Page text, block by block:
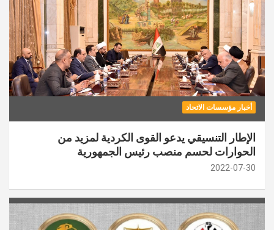
أخبار مؤسسات الاتحاد
الإطار التنسيقي يدعو القوى الكردية لمزيد من
الحوارات لحسم منصب رئيس الجمهورية
2022-07-30